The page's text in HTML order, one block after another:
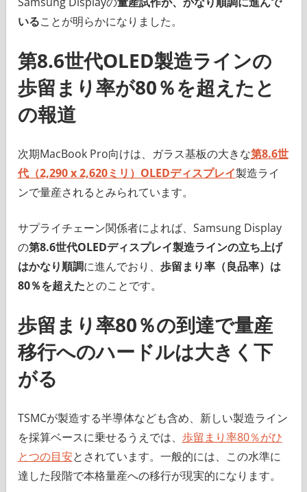
いることが明らかになりました。
第8.6世代OLED製造ラインの
歩留まり率が80％を超えたと
の報道
次期MacBook Pro向けは、ガラス基板の大きな第8.6世
代（2,290 x 2,620ミリ）OLEDディスプレイ製造ライ
ンで量産されるとみられています。
サプライチェーン関係者によれば、Samsung Display
の第8.6世代OLEDディスプレイ製造ラインの立ち上げ
はかなり順調に進んでおり、 歩留まり率（良品率）は
80％を超えたとのことです。
歩留まり率80％の到達で量産
移行へのハードルは大きく下
がる
TSMCが製造する半導体なども含め、新しい製造ライン
を採算ベースに乗せるうえでは、 歩留まり率80％がひ
とつの目安とされています。一般的には、この水準に
達した段階で本格量産への移行が現実的になります。